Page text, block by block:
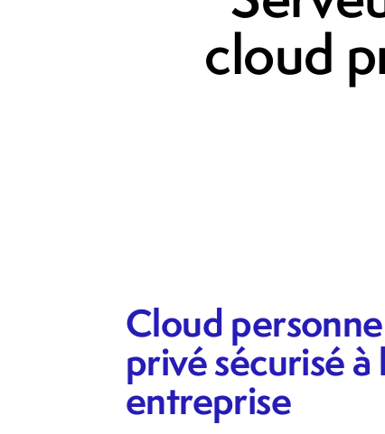
cloud
Cloud
privé sécurisé à
entreprise